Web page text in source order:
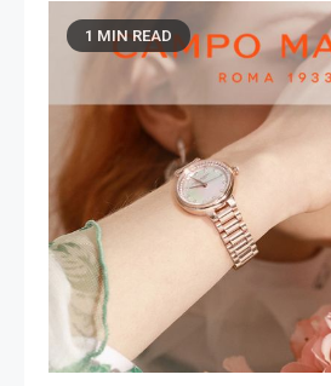
1 MIN READ